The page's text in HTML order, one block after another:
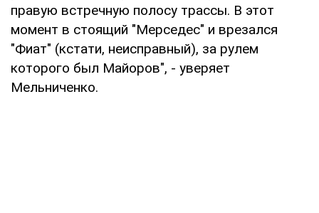
правую встречную полосу трассы. В этот
момент в стоящий "Мерседес" и врезался
"Фиат" (кстати, неисправный), за рулем
которого был Майоров", - уверяет
Мельниченко.